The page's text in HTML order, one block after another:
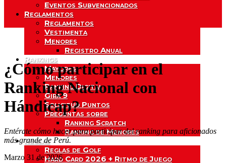
Eventos Subvencionados
Reglamentos
Reglamentos
Vestimenta
Menores
Registro Anual
Rankings
Mayores
Menores
Ranking Digital
Gira 9
Solicitud Puntos
Preguntas sobre
Ranking Scratch
Ranking de Menores
Reglas
Reglas de Golf
Hard Card 2026 + Ritmo de Juego
¿Cómo participar en el
Ranking Nacional con
Hándicap?
Entérate cómo hacer para participar del ranking para aficionados
más grande de Perú.
Marzo 31 de 2026